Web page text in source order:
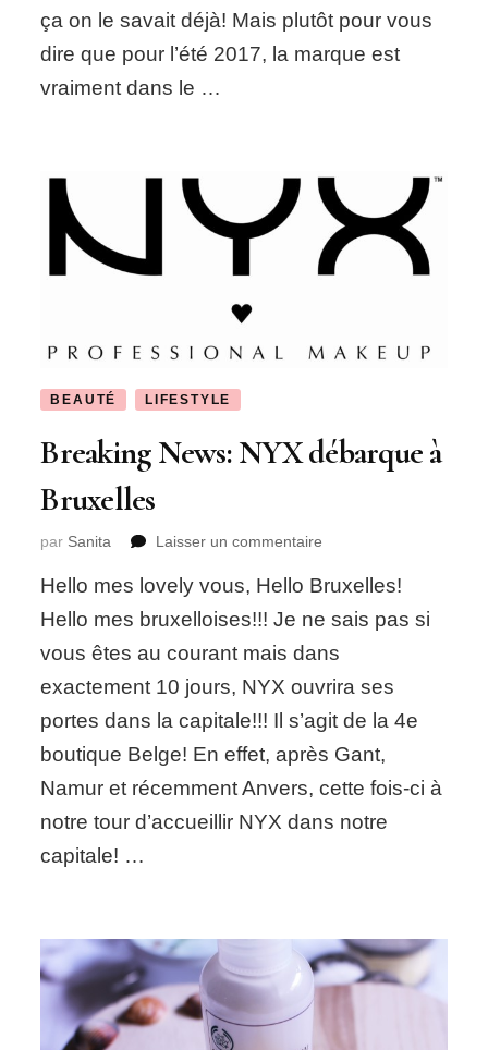
toi
prêt!
ça on le savait déjà! Mais plutôt pour vous
dire que pour l’été 2017, la marque est
vraiment dans le …
BEAUTÉ LIFESTYLE
Breaking News: NYX débarque à
Bruxelles
par Sanita Laisser un commentaire
News:
débarque
à
Bruxelles
Hello mes lovely vous, Hello Bruxelles!
Hello mes bruxelloises!!! Je ne sais pas si
vous êtes au courant mais dans
exactement 10 jours, NYX ouvrira ses
portes dans la capitale!!! Il s’agit de la 4e
boutique Belge! En effet, après Gant,
Namur et récemment Anvers, cette fois-ci à
notre tour d’accueillir NYX dans notre
capitale! …